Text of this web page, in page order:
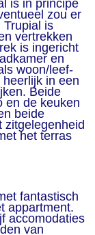
is in principe
zou er
Trupial is
vertrekken
is ingericht
en
woon/leef-
in een
Beide
en de keuken
beide
zitgelegenheid
het terras
fantastisch
appartment.
accomodaties
van